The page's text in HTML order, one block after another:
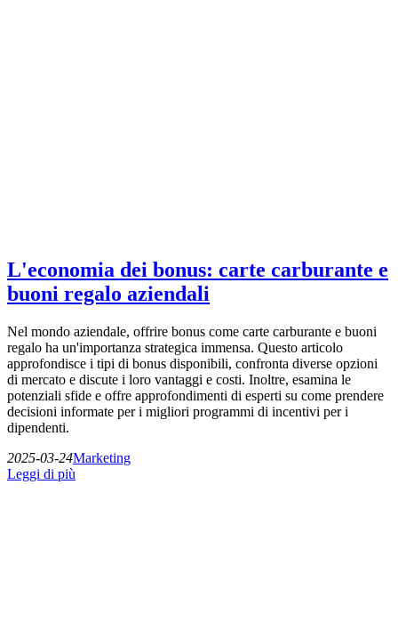
L'economia dei bonus: carte carburante e
buoni regalo aziendali
Nel mondo aziendale, offrire bonus come carte carburante e buoni
regalo ha un'importanza strategica immensa. Questo articolo
approfondisce i tipi di bonus disponibili, confronta diverse opzioni
di mercato e discute i loro vantaggi e costi. Inoltre, esamina le
potenziali sfide e offre approfondimenti di esperti su come prendere
decisioni informate per i migliori programmi di incentivi per i
dipendenti.
2025-03-24Marketing
Leggi di più